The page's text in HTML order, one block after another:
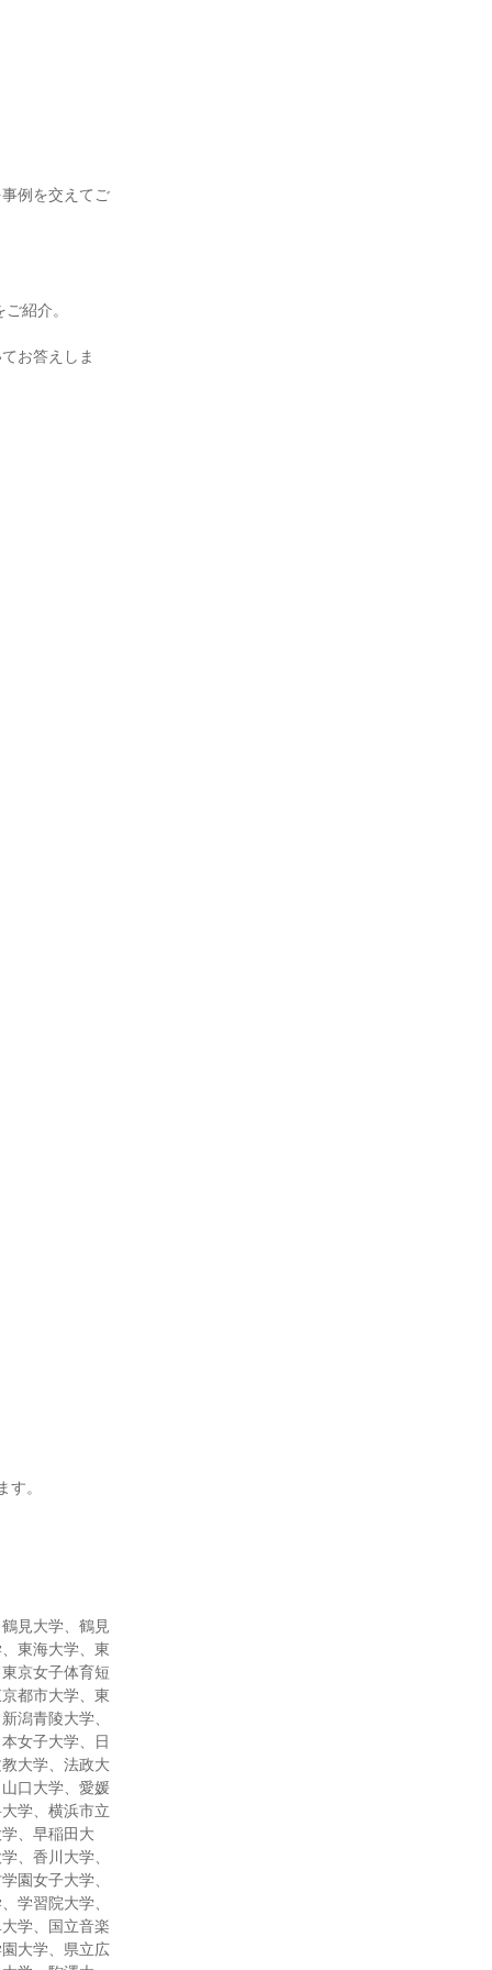
例を交えてご
紹介。
お答えしま
。
見大学、鶴見
東海大学、東
京女子体育短
都市大学、東
潟青陵大学、
女子大学、日
大学、法政大
口大学、愛媛
学、横浜市立
、早稲田大
、香川大学、
園女子大学、
学習院大学、
学、国立音楽
大学、県立広